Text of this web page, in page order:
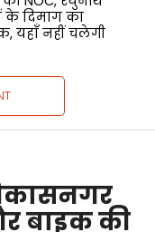
के दिमाग का
यहाँ नहीं चलेगी
बाइक की